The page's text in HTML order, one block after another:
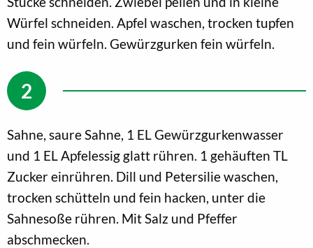
Würfel schneiden. Apfel waschen, trocken tupfen
und fein würfeln. Gewürzgurken fein würfeln.
Sahne, saure Sahne, 1 EL Gewürzgurkenwasser
und 1 EL Apfelessig glatt rühren. 1 gehäuften TL
Zucker einrühren. Dill und Petersilie waschen,
trocken schütteln und fein hacken, unter die
Sahnesoße rühren. Mit Salz und Pfeffer
abschmecken.